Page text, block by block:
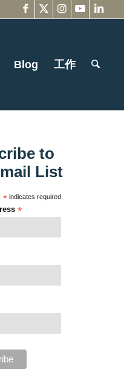
Blog 工作
to
List
* indicates required
*